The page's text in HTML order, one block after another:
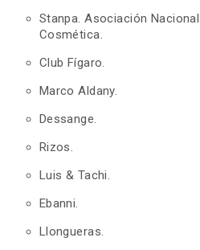
Stanpa. Asociación
Cosmética.
Club Fígaro.
Marco Aldany.
Dessange.
Rizos.
Luis & Tachi.
Ebanni.
Llongueras.